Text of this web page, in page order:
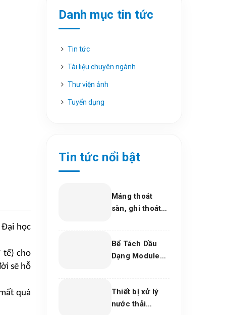
học
tế) cho
sẽ hỗ
quá
Danh mục tin tức
Tin tức
Tài liệu chuyên ngành
Thư viện ảnh
Tuyển dụng
Tin tức nổi bật
Máng thoát
sàn, ghi thoát
nước bền vững
cho dự án và
Bể Tách Dầu
Dạng Module
Dầu Nước Hiệu
Quả, Bền Vững
Thiết bị xử lý
nước thải